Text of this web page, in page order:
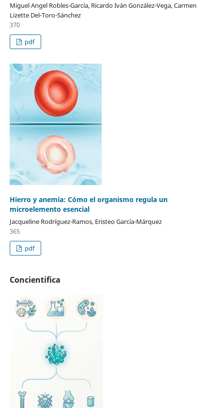
Miguel Angel Robles-García, Ricardo Iván González-Vega, Carmen
Lizette Del-Toro-Sánchez
370
pdf
Hierro y anemia: Cómo el organismo regula un
microelemento esencial
Jacqueline Rodríguez-Ramos, Eristeo García-Márquez
365
pdf
Concientifica